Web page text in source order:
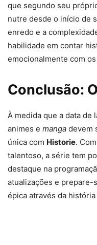
que segundo seu
nutre desde o início de
enredo e a
habilidade em contar
emocionalmente com
Conclusão:
À medida que a data de
animes e manga devem
única com Historie.
talentoso, a série tem
destaque na
atualizações e prepare-
épica através da história